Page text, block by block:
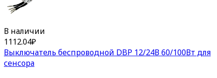
В наличии
1112.04₽
Выключатель беспроводной DBP 12/24В 60/100Вт для
сенсора